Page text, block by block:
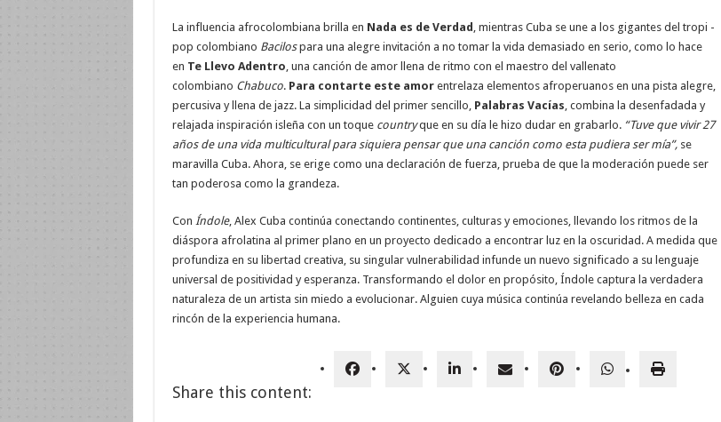
La influencia afrocolombiana brilla en Nada es de Verdad , mientras Cuba se une a los gigantes del tropi -
pop colombiano Bacilospara una alegre invitación a no tomar la vida demasiado en serio, como lo hace
en Te Llevo Adentro , una canción de amor llena de ritmo con el maestro del vallenato
colombiano Chabuco. Para contarte este amorentrelaza elementos afroperuanos en una pista alegre,
percusiva y llena de jazz. La simplicidad del primer sencillo, Palabras Vacías , combina la desenfadada y
relajada inspiración isleña con un toque countryque en su día le hizo dudar en grabarlo. “Tuve que vivir 27
años de una vida multicultural para siquiera pensar que una canción como esta pudiera ser mía”, se
maravilla Cuba. Ahora, se erige como una declaración de fuerza, prueba de que la moderación puede ser
tan poderosa como la grandeza.
Con Índole, Alex Cuba continúa conectando continentes, culturas y emociones, llevando los ritmos de la
diáspora afrolatina al primer plano en un proyecto dedicado a encontrar luz en la oscuridad. A medida que
profundiza en su libertad creativa, su singular vulnerabilidad infunde un nuevo significado a su lenguaje
universal de positividad y esperanza. Transformando el dolor en propósito, Índole captura la verdadera
naturaleza de un artista sin miedo a evolucionar. Alguien cuya música continúa revelando belleza en cada
rincón de la experiencia humana.
Share this content: